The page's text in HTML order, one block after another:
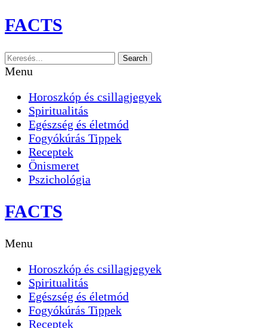
Skip
to
FACTS
Search
Menu
Horoszkóp és csillagjegyek
Spiritualitás
Egészség és életmód
Fogyókúrás Tippek
Receptek
Önismeret
Pszichológia
FACTS
Menu
Horoszkóp és csillagjegyek
Spiritualitás
Egészség és életmód
Fogyókúrás Tippek
Receptek